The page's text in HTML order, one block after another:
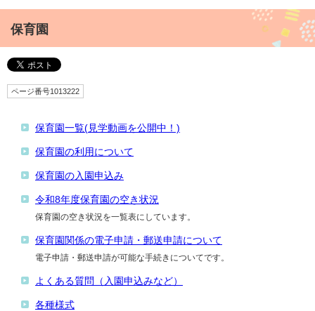
保育園
ページ番号1013222
保育園一覧(見学動画を公開中！)
保育園の利用について
保育園の入園申込み
令和8年度保育園の空き状況
保育園の空き状況を一覧表にしています。
保育園関係の電子申請・郵送申請について
電子申請・郵送申請が可能な手続きについてです。
よくある質問（入園申込みなど）
各種様式